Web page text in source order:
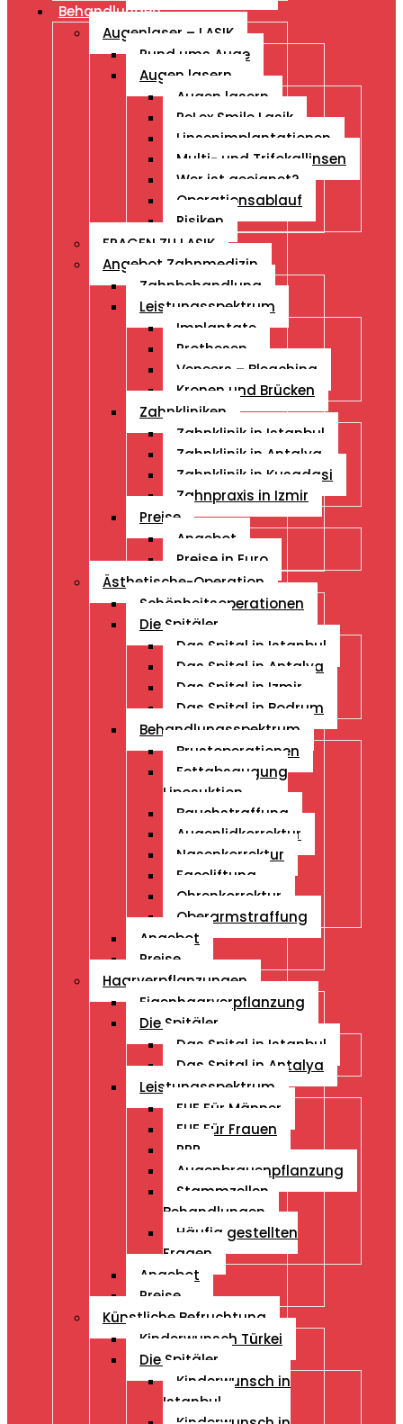
Behandlungen
Augenlaser – LASIK
Rund ums Auge
Augen lasern
Augen lasern
ReLex Smile Lasik
Linsenimplantationen
Multi- und Trifokallinsen
Wer ist geeignet?
Operationsablauf
Risiken
FRAGEN ZU LASIK
Angebot Zahnmedizin
Zahnbehandlung
Leistungsspektrum
Implantate
Prothesen
Veneers – Bleaching
Kronen und Brücken
Zahnkliniken
Zahnklinik in Istanbul
Zahnklinik in Antalya
Zahnklinik in Kusadasi
Zahnpraxis in Izmir
Preise
Angebot
Preise in Euro
Ästhetische-Operation
Schönheitsoperationen
Die Spitäler
Das Spital in Istanbul
Das Spital in Antalya
Das Spital in Izmir
Das Spital in Bodrum
Behandlungsspektrum
Brustoperationen
Fettabsaugung
Liposuktion
Bauchstraffung
Augenlidkorrektur
Nasenkorrektur
Faceliftung
Ohrenkorrektur
Oberarmstraffung
Angebot
Preise
Haarverpflanzungen
Eigenhaarverpflanzung
Die Spitäler
Das Spital in Istanbul
Das Spital in Antalya
Leistungsspektrum
FUE Für Männer
FUE Für Frauen
PRP
Augenbrauenpflanzung
Stammzellen
Behandlungen
Häufig gestellten
Fragen
Angebot
Preise
Künstliche Befruchtung
Kinderwunsch Türkei
Die Spitäler
Kinderwunsch in
Istanbul